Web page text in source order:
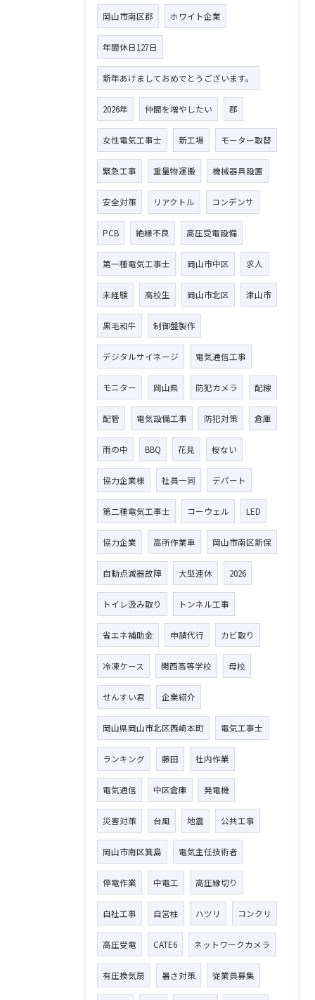
岡山市南区郡 ホワイト企業
年間休日127日
新年あけましておめでとうございます。
2026年 仲間を増やしたい 郡
女性電気工事士 新工場 モーター取替
緊急工事 重量物運搬 機械器具設置
安全対策 リアクトル コンデンサ
PCB 絶縁不良 高圧受電設備
第一種電気工事士 岡山市中区 求人
未経験 高校生 岡山市北区 津山市
黒毛和牛 制御盤製作
デジタルサイネージ 電気通信工事
モニター 岡山県 防犯カメラ 配線
配管 電気設備工事 防犯対策 倉庫
雨の中 BBQ 花見 桜ない
協力企業様 社員一同 デパート
第二種電気工事士 コーウェル LED
協力企業 高所作業車 岡山市南区新保
自動点滅器故障 大型連休 2026
トイレ汲み取り トンネル工事
省エネ補助金 申請代行 カビ取り
冷凍ケース 関西高等学校 母校
せんすい君 企業紹介
岡山県岡山市北区西崎本町 電気工事士
ランキング 藤田 社内作業
電気通信 中区倉庫 発電機
災害対策 台風 地震 公共工事
岡山市南区箕島 電気主任技術者
停電作業 中電工 高圧縁切り
自社工事 自営柱 ハツリ コンクリ
高圧受電 CATE6 ネットワークカメラ
有圧換気扇 暑さ対策 従業員募集
お問い合わせはこちら